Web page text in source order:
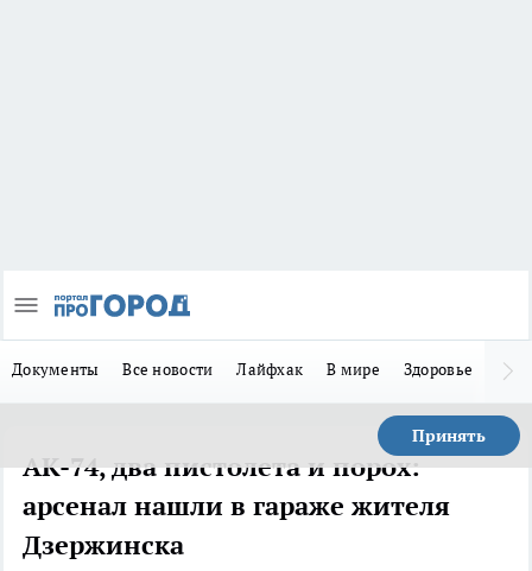
Документы Все новости Лайфхак В мире Здоровье
Принять
АК-74, два пистолета и порох:
арсенал нашли в гараже жителя
Дзержинска